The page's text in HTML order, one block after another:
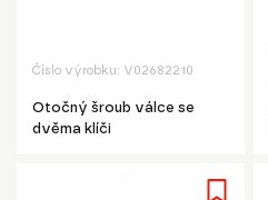
Číslo výrobku: V02682210
Otočný šroub válce se
dvěma klíči